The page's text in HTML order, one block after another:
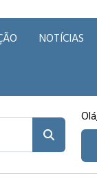
NOTÍCIAS